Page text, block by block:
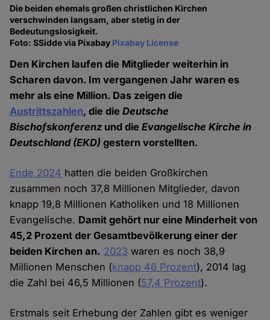
Die beiden ehemals großen christlichen Kirchen
verschwinden langsam, aber stetig in der
Bedeutungslosigkeit.
Foto: SSidde via Pixabay Pixabay License
Den Kirchen laufen die Mitglieder weiterhin in
Scharen davon. Im vergangenen Jahr waren es
mehr als eine Million. Das zeigen die
Austrittszahlen, die dieDeutsche
Bischofskonferenz und dieEvangelische Kirche in
Deutschland (EKD) gestern vorstellten.
Ende 2024 hatten die beiden Großkirchen
zusammen noch 37,8 Millionen Mitglieder, davon
knapp 19,8 Millionen Katholiken und 18 Millionen
Evangelische. Damit gehört nur eine Minderheit von
45,2 Prozent der Gesamtbevölkerung einer der
beiden Kirchen an. 2023 waren es noch 38,9
Millionen Menschen (knapp 46 Prozent), 2014 lag
die Zahl bei 46,5 Millionen (57,4 Prozent).
Erstmals seit Erhebung der Zahlen gibt es weniger